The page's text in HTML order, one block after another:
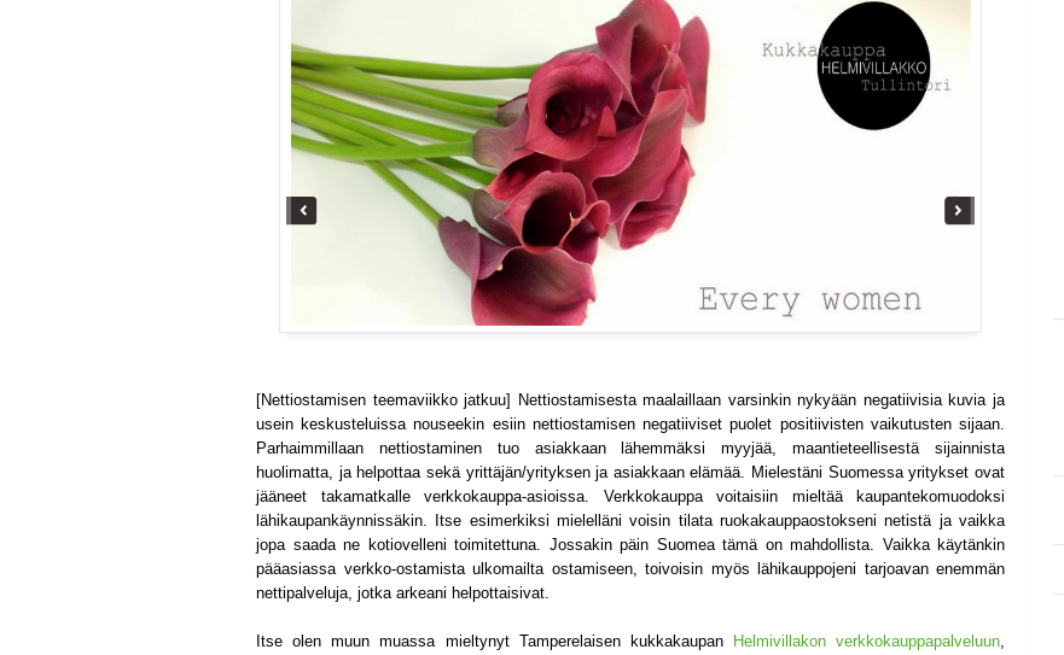
[Nettiostamisen teemaviikko jatkuu] Nettiostamisesta maalaillaan varsinkin nykyään negatiivisia kuvia ja
usein keskusteluissa nouseekin esiin nettiostamisen negatiiviset puolet positiivisten vaikutusten sijaan.
Parhaimmillaan nettiostaminen tuo asiakkaan lähemmäksi myyjää, maantieteellisestä sijainnista
huolimatta, ja helpottaa sekä yrittäjän/yrityksen ja asiakkaan elämää. Mielestäni Suomessa yritykset ovat
jääneet takamatkalle verkkokauppa-asioissa. Verkkokauppa voitaisiin mieltää kaupantekomuodoksi
lähikaupankäynnissäkin. Itse esimerkiksi mielelläni voisin tilata ruokakauppaostokseni netistä ja vaikka
jopa saada ne kotiovelleni toimitettuna. Jossakin päin Suomea tämä on mahdollista. Vaikka käytänkin
pääasiassa verkko-ostamista ulkomailta ostamiseen, toivoisin myös lähikauppojeni tarjoavan enemmän
nettipalveluja, jotka arkeani helpottaisivat.
Itse olen muun muassa mieltynyt Tamperelaisen kukkakaupan Helmivillakon verkkokauppapalveluun,